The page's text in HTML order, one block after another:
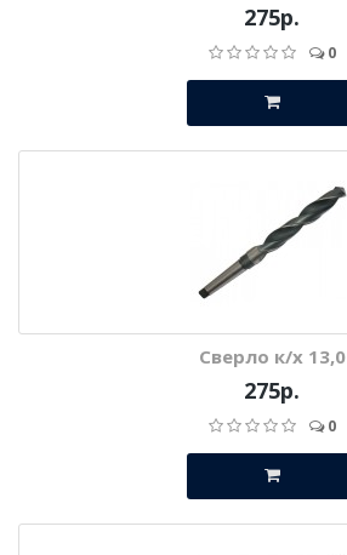
275р.
0
Сверло к/х 13,0
275р.
0